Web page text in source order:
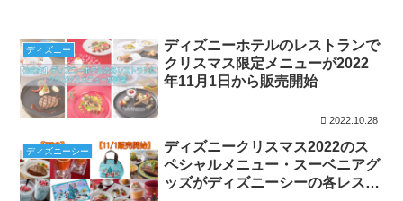
ディズニー
ディズニーホテルのレストランで
クリスマス限定メニューが2022
年11月1日から販売開始
2022.10.28
ディズニーシー
ディズニークリスマス2022のス
ペシャルメニュー・スーベニアグ
ッズがディズニーシーの各レスト